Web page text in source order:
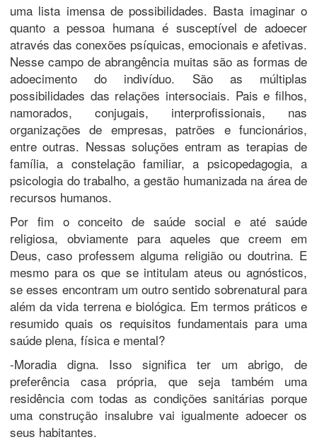
uma lista imensa de possibilidades. Basta imaginar o
quanto a pessoa humana é susceptível de adoecer
através das conexões psíquicas, emocionais e afetivas.
Nesse campo de abrangência muitas são as formas de
adoecimento do indivíduo. São as múltiplas
possibilidades das relações intersociais. Pais e filhos,
namorados, conjugais, interprofissionais, nas
organizações de empresas, patrões e funcionários,
entre outras. Nessas soluções entram as terapias de
família, a constelação familiar, a psicopedagogia, a
psicologia do trabalho, a gestão humanizada na área de
recursos humanos.
Por fim o conceito de saúde social e até saúde
religiosa, obviamente para aqueles que creem em
Deus, caso professem alguma religião ou doutrina. E
mesmo para os que se intitulam ateus ou agnósticos,
se esses encontram um outro sentido sobrenatural para
além da vida terrena e biológica. Em termos práticos e
resumido quais os requisitos fundamentais para uma
saúde plena, física e mental?
-Moradia digna. Isso significa ter um abrigo, de
preferência casa própria, que seja também uma
residência com todas as condições sanitárias porque
uma construção insalubre vai igualmente adoecer os
seus habitantes.